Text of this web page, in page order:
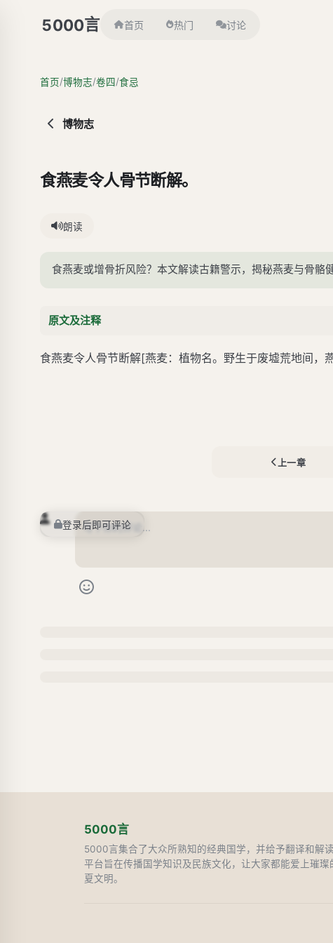
5000言 首页 热门 讨论
首页/博物志/卷四/食忌
博物志
食燕麦令人骨节断解。
朗读
食燕麦或增骨折风险？本文解读古籍警示，揭秘燕麦与骨骼
原文及注释
食燕麦令人骨节断解[燕麦：植物名。野生于废墟荒地间，
上一章
登录后即可评论
5000言
5000言集合了大众所熟知的经典国学，并给予翻译和解读
平台旨在传播国学知识及民族文化，让大家都能爱上璀璨
夏文明。